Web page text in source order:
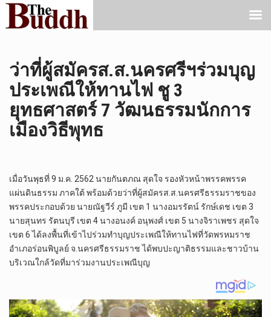
ว่าที่ผู้สมัครส.ส.นครศรีฯร่วมบุญ
ประเพณีให้ทานไฟ ชู 3
ยุทธศาสตร์ 7 วัฒนธรรมนักการ
เมืองวิธีพุทธ
เมื่อวันพุธที่ 9 ม.ค. 2562 นายกันตภณ สุดใจ รองหัวหน้าพรรคพรรค
แผ่นดินธรรม ภาคใต้ พร้อมด้วยว่าที่ผู้สมัครส.ส.นครศรีธรรมราชของ
พรรคประกอบด้วย นายณัฐวีร์ ภูมี เขต 1 นางอมรรัตน์ รักษ์เดช เขต 3
นายสุนทร รัตนบุรี เขต 4 นางอนงค์ อนุพงศ์ เขต 5 นางจิราเพชร สุดใจ
เขต 6 ได้ลงพื้นที่เข้าไปร่วมทำบุญประเพณีให้ทานไฟที่วัดพรหมราช
อำเภอร่อนพิบูลย์ จ.นครศรีธรรมราช ได้พบปะญาติธรรมและชาวบ้าน
บริเวณใกล้วัดที่มาร่วมงานประเพณีบุญ